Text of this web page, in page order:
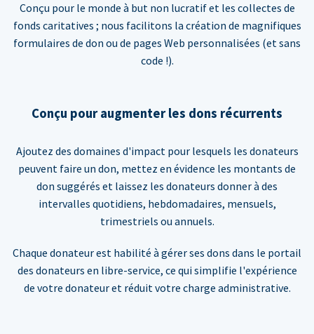
Conçu pour le monde à but non lucratif et les collectes de
fonds caritatives ; nous facilitons la création de magnifiques
formulaires de don ou de pages Web personnalisées (et sans
code !).
Conçu pour augmenter les dons récurrents
Ajoutez des domaines d'impact pour lesquels les donateurs
peuvent faire un don, mettez en évidence les montants de
don suggérés et laissez les donateurs donner à des
intervalles quotidiens, hebdomadaires, mensuels,
trimestriels ou annuels.
Chaque donateur est habilité à gérer ses dons dans le portail
des donateurs en libre-service, ce qui simplifie l'expérience
de votre donateur et réduit votre charge administrative.